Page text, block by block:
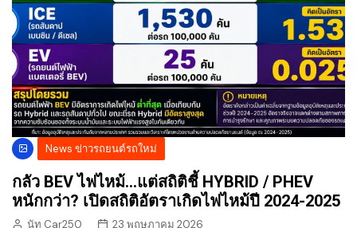
News ข่าวรถยนต์รถใหม่
กลัว BEV ไฟไหม้…แต่สถิติชี้ HYBRID / PHEV
หนักกว่า? เปิดสถิติอัตราเกิดไฟไหม้ปี 2024-2025
นัท Car250 23 พฤษภาคม 2026